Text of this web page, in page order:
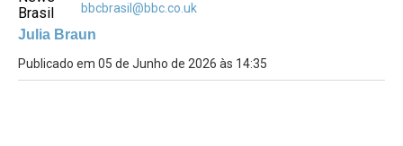
bbcbrasil@bbc.co.uk
Julia Braun
Publicado em 05 de Junho de 2026 às 14:35